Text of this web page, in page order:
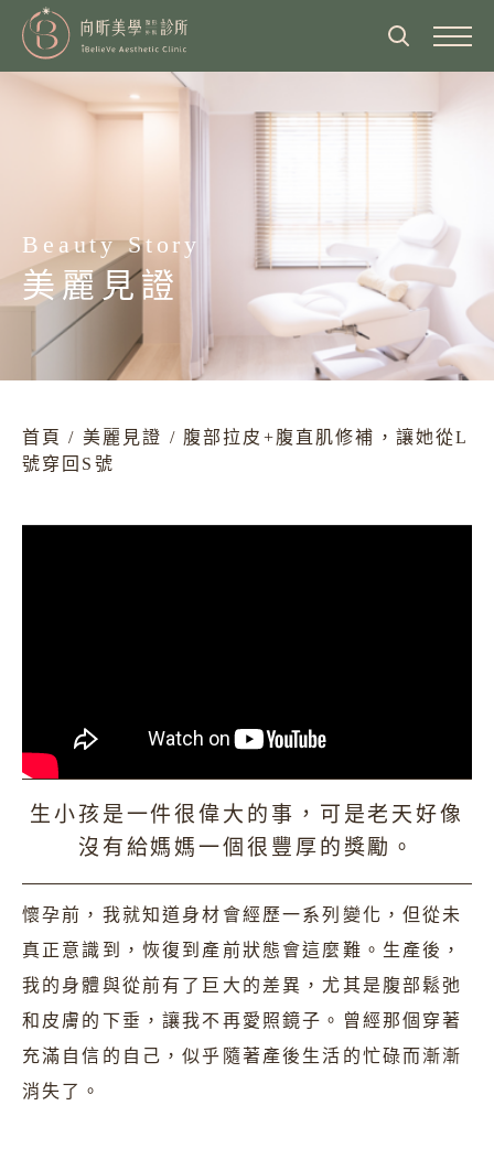
關於向昕
醫師介紹
診所介紹
營業時間
交通方式
鄰近飯店住宿
最新消息
醫師專欄
服務項目
眼部整形
臉部整形、抗老化拉提
體態雕塑
產後漏尿
改良式微創痔瘡
美麗見證
美麗分享
熱門影音
Beauty Story
美麗見證
首頁 / 美麗見證 / 腹部拉皮+腹直肌修補，讓她從L
號穿回S號
生小孩是一件很偉大的事，可是老天好像
沒有給媽媽一個很豐厚的獎勵。
懷孕前，我就知道身材會經歷一系列變化，但從未
真正意識到，恢復到產前狀態會這麼難。生產後，
我的身體與從前有了巨大的差異，尤其是腹部鬆弛
和皮膚的下垂，讓我不再愛照鏡子。曾經那個穿著
充滿自信的自己，似乎隨著產後生活的忙碌而漸漸
消失了。